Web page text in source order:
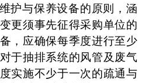
护与保养设备的原则，涵
更须事先征得采购单位的
，应确保每季度进行至少
于抽排系统的风管及废气
实施不少于一次的疏通与